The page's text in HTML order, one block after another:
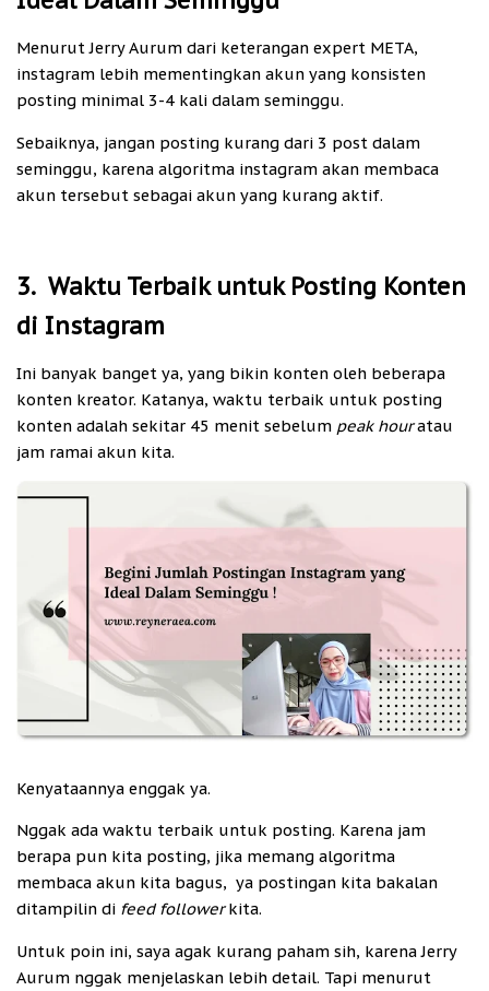
Menurut Jerry Aurum dari keterangan expert META,
instagram lebih mementingkan akun yang konsisten
posting minimal 3-4 kali dalam seminggu.
Sebaiknya, jangan posting kurang dari 3 post dalam
seminggu, karena algoritma instagram akan membaca
akun tersebut sebagai akun yang kurang aktif.
3. Waktu Terbaik untuk Posting Konten
di Instagram
Ini banyak banget ya, yang bikin konten oleh beberapa
konten kreator. Katanya, waktu terbaik untuk posting
konten adalah sekitar 45 menit sebelum peak houratau
jam ramai akun kita.
Kenyataannya enggak ya.
Nggak ada waktu terbaik untuk posting. Karena jam
berapa pun kita posting, jika memang algoritma
membaca akun kita bagus, ya postingan kita bakalan
ditampilin di feed followerkita.
Untuk poin ini, saya agak kurang paham sih, karena Jerry
Aurum nggak menjelaskan lebih detail. Tapi menurut